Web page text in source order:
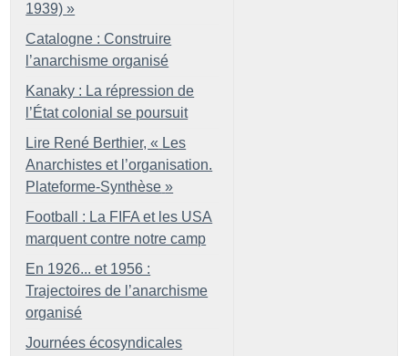
1939) »
Catalogne : Construire
l’anarchisme organisé
Kanaky : La répression de
l’État colonial se poursuit
Lire René Berthier, « Les
Anarchistes et l’organisation.
Plateforme-Synthèse »
Football : La FIFA et les USA
marquent contre notre camp
En 1926... et 1956 :
Trajectoires de l’anarchisme
organisé
Journées écosyndicales